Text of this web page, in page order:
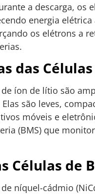
a descarga, os
energia
os elétrons a
das
íon de lítio são
são leves,
móveis e
(BMS) que
Células de
níquel-cádmio